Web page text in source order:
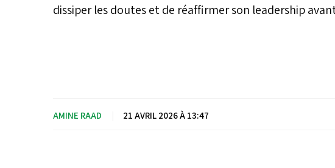
dissiper les doutes et de réaffirmer son leadership
AMINE RAAD 21 AVRIL 2026 À 13:47